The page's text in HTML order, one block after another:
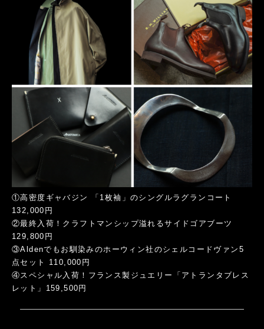
①高密度ギャバジン 「1枚袖」のシングルラグランコート
132,000円
②最終入荷！クラフトマンシップ溢れるサイドゴアブーツ
129,800円
③Aldenでもお馴染みのホーウィン社のシェルコードヴァン5
点セット 110,000円
④スペシャル入荷！フランス製ジュエリー「アトランタブレス
レット」159,500円